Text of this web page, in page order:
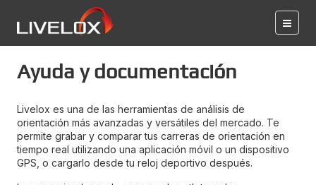
Ayuda y documentación
Livelox es una de las herramientas de análisis de
orientación más avanzadas y versátiles del mercado. Te
permite grabar y comparar tus carreras de orientación en
tiempo real utilizando una aplicación móvil o un dispositivo
GPS, o cargarlo desde tu reloj deportivo después.